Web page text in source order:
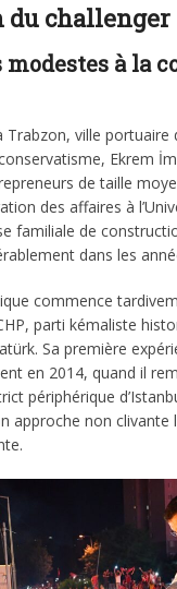
du challenger
modestes à la
Trabzon, ville portuaire
Ekrem
de taille
des affaires à
familiale de
dans les
commence
parti kémaliste
Sa première
en 2014, quand il
périphérique
approche non clivante